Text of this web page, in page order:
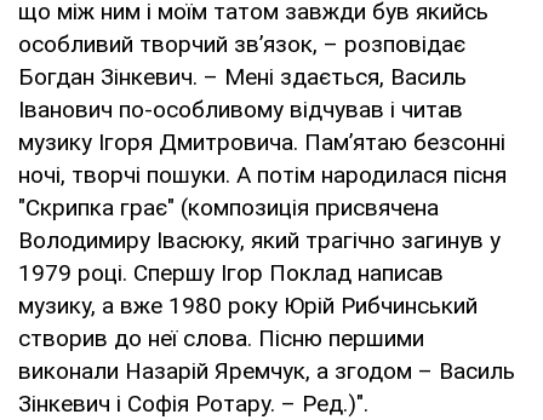
що між ним і моїм татом завжди був якийсь
особливий творчий зв’язок, – розповідає
Богдан Зінкевич. – Мені здається, Василь
Іванович по-особливому відчував і читав
музику Ігоря Дмитровича. Пам’ятаю безсонні
ночі, творчі пошуки. А потім народилася пісня
"Скрипка грає" (композиція присвячена
Володимиру Івасюку, який трагічно загинув у
1979 році. Спершу Ігор Поклад написав
музику, а вже 1980 року Юрій Рибчинський
створив до неї слова. Пісню першими
виконали Назарій Яремчук, а згодом – Василь
Зінкевич і Софія Ротару. – Ред.)".